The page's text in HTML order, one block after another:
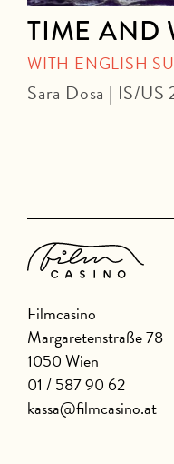
TIME AND
WITH ENGLISH
Sara Dosa | IS/
Filmcasino
Margaretenstraße 78
1050 Wien
01 / 587 90 62
kassa@filmcasino.at